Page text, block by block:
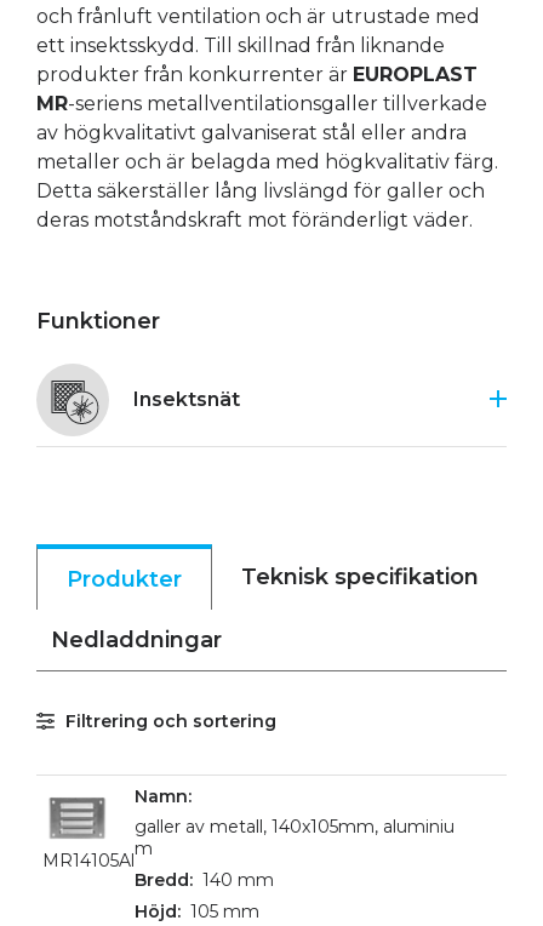
och frånluft ventilation och är utrustade med
ett insektsskydd. Till skillnad från liknande
produkter från konkurrenter är EUROPLAST
MR-seriens metallventilationsgaller tillverkade
av högkvalitativt galvaniserat stål eller andra
metaller och är belagda med högkvalitativ färg.
Detta säkerställer lång livslängd för galler och
deras motståndskraft mot föränderligt väder.
Funktioner
Insektsnät
Produkter Teknisk specifikation
Nedladdningar
Filtrering och sortering
MR14105Al
galler av metall, 140x105mm, aluminiu
m
140 mm
105 mm